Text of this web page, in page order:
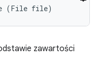
(File file)
zawartości